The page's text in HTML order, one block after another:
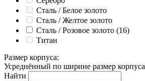
Сталь / Белое золото
Сталь / Желтое золото
Сталь / Розовое золото (16)
Титан
Размер корпуса:
Усреднённый по ширине размер корпуса
Найти